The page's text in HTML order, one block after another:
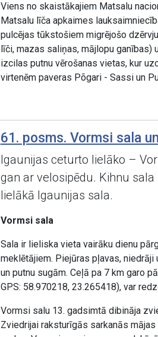
Viens no skaistākajiem Matsalu
Matsalu līča apkaimes
pulcējas tūkstošiem migrējošo
līči, mazas saliņas, mājlopu ganības)
izcilas putnu vērošanas vietas, kur
virtenēm paveras Põgari - Sassi un
61. posms. Vormsi sala
Igaunijas ceturto lielāko –
gan ar velosipēdu. Kihnu
lielākā Igaunijas sala.
Vormsi sala
Sala ir lieliska vieta vairāku dienu
meklētājiem. Piejūras pļavas,
un putnu sugām. Ceļā pa 7 km garo
GPS: 58.970218, 23.265418), var
Vormsi salu 13. gadsimtā dibināja
Zviedrijai raksturīgās sarkanās